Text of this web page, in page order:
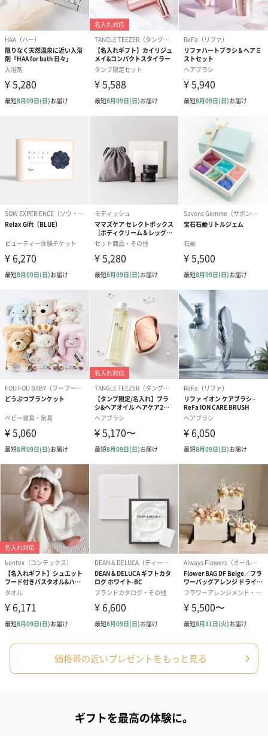
配送について
・本商品は出荷時の気温によって常温便またはクール
便（冷蔵）で発送いたします。
・クール便の発送不可地域（小笠原諸島・伊豆諸島）
へのお届けはできかねます。ご注文いただいた際には
キャンセルにて対応させていただきます。
・クール便の保管期限は初回お届け日から3日間程度で
ございます。お早めにお受け取りくださいますようお
願いいたします。
・長期不在/住所不明等により保管期限内にお受け取り
いただけなかった場合、再配送やご返金は承っており
ません。何卒ご理解の程お願い申し上げます。
・同一カートにて本商品と他TANP発送商品をご注文い
ただいた場合は、原則同梱の上クール便（冷蔵）にて
発送させていただきます。
※商品によっては箱を分け、クール便と通常便でそ
れぞれ分けて発送する場合がございます。
商品オプション情報
お届けボックスオプション
配送用のダンボールを装飾いたします。お相手のご住所に直接お
送りする際に人気のオプションです。お相手に直接手渡しする場
合は、紙袋との併用もおすすめです。
ダンボール装飾（ひま
わり）（720円）
ダンボール装飾（チュ
ーリップ）（720円）
ダンボール装
イトピンク×
ト）（580円）
紙袋
お渡し用の紙袋です。
商品に合わせたサイズをお届けします。
ードを同梱します。
価格帯の近いプレゼントをもっと見る
ギフトを最高の体験に。